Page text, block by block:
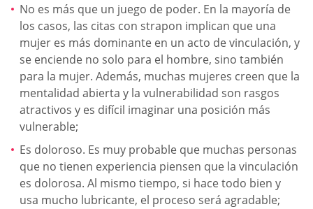
No es más que un juego de poder. En la mayoría de
los casos, las citas con strapon implican que una
mujer es más dominante en un acto de vinculación, y
se enciende no solo para el hombre, sino también
para la mujer. Además, muchas mujeres creen que la
mentalidad abierta y la vulnerabilidad son rasgos
atractivos y es difícil imaginar una posición más
vulnerable;
Es doloroso. Es muy probable que muchas personas
que no tienen experiencia piensen que la vinculación
es dolorosa. Al mismo tiempo, si hace todo bien y
usa mucho lubricante, el proceso será agradable;